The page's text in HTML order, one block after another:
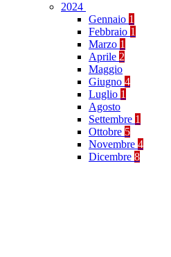
2024
Gennaio 1
Febbraio 1
Marzo 1
Aprile 2
Maggio
Giugno 4
Luglio 1
Agosto
Settembre 1
Ottobre 5
Novembre 4
Dicembre 8